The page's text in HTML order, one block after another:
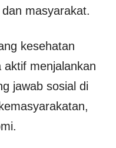
masyarakat.
kesehatan
aktif menjalankan
jawab sosial di